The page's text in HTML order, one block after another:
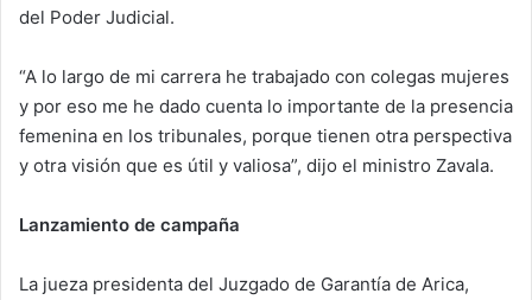
del Poder Judicial.
“A lo largo de mi carrera he trabajado con colegas mujeres
y por eso me he dado cuenta lo importante de la presencia
femenina en los tribunales, porque tienen otra perspectiva
y otra visión que es útil y valiosa”, dijo el ministro Zavala.
Lanzamiento de campaña
La jueza presidenta del Juzgado de Garantía de Arica,